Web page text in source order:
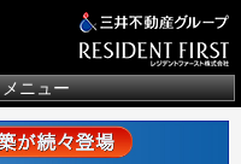
メニュー